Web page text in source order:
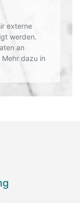
externe
werden.
an
dazu in